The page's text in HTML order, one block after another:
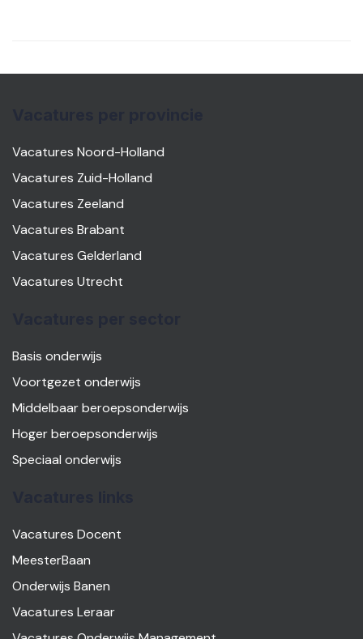
Vacatures Noord-Holland
Vacatures Zuid-Holland
Vacatures Zeeland
Vacatures Brabant
Vacatures Gelderland
Vacatures Utrecht
Basis onderwijs
Voortgezet onderwijs
Middelbaar beroepsonderwijs
Hoger beroepsonderwijs
Speciaal onderwijs
Vacatures Docent
MeesterBaan
Onderwijs Banen
Vacatures Leraar